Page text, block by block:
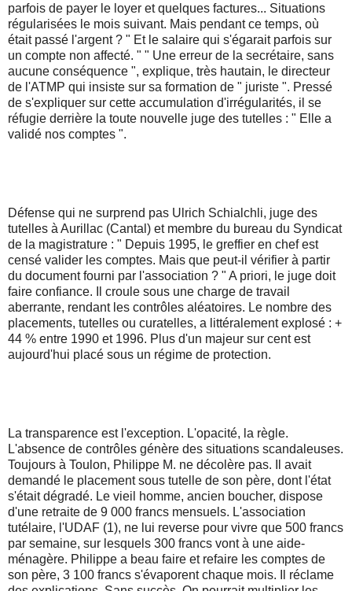
parfois de payer le loyer et quelques factures... Situations
régularisées le mois suivant. Mais pendant ce temps, où
était passé l'argent ? " Et le salaire qui s'égarait parfois sur
un compte non affecté. " " Une erreur de la secrétaire, sans
aucune conséquence ", explique, très hautain, le directeur
de l'ATMP qui insiste sur sa formation de " juriste ". Pressé
de s'expliquer sur cette accumulation d'irrégularités, il se
réfugie derrière la toute nouvelle juge des tutelles : " Elle a
validé nos comptes ".
Défense qui ne surprend pas Ulrich Schialchli, juge des
tutelles à Aurillac (Cantal) et membre du bureau du Syndicat
de la magistrature : " Depuis 1995, le greffier en chef est
censé valider les comptes. Mais que peut-il vérifier à partir
du document fourni par l'association ? " A priori, le juge doit
faire confiance. Il croule sous une charge de travail
aberrante, rendant les contrôles aléatoires. Le nombre des
placements, tutelles ou curatelles, a littéralement explosé : +
44 % entre 1990 et 1996. Plus d'un majeur sur cent est
aujourd'hui placé sous un régime de protection.
La transparence est l'exception. L'opacité, la règle.
L'absence de contrôles génère des situations scandaleuses.
Toujours à Toulon, Philippe M. ne décolère pas. Il avait
demandé le placement sous tutelle de son père, dont l'état
s'était dégradé. Le vieil homme, ancien boucher, dispose
d'une retraite de 9 000 francs mensuels. L'association
tutélaire, l'UDAF (1), ne lui reverse pour vivre que 500 francs
par semaine, sur lesquels 300 francs vont à une aide-
ménagère. Philippe a beau faire et refaire les comptes de
son père, 3 100 francs s'évaporent chaque mois. Il réclame